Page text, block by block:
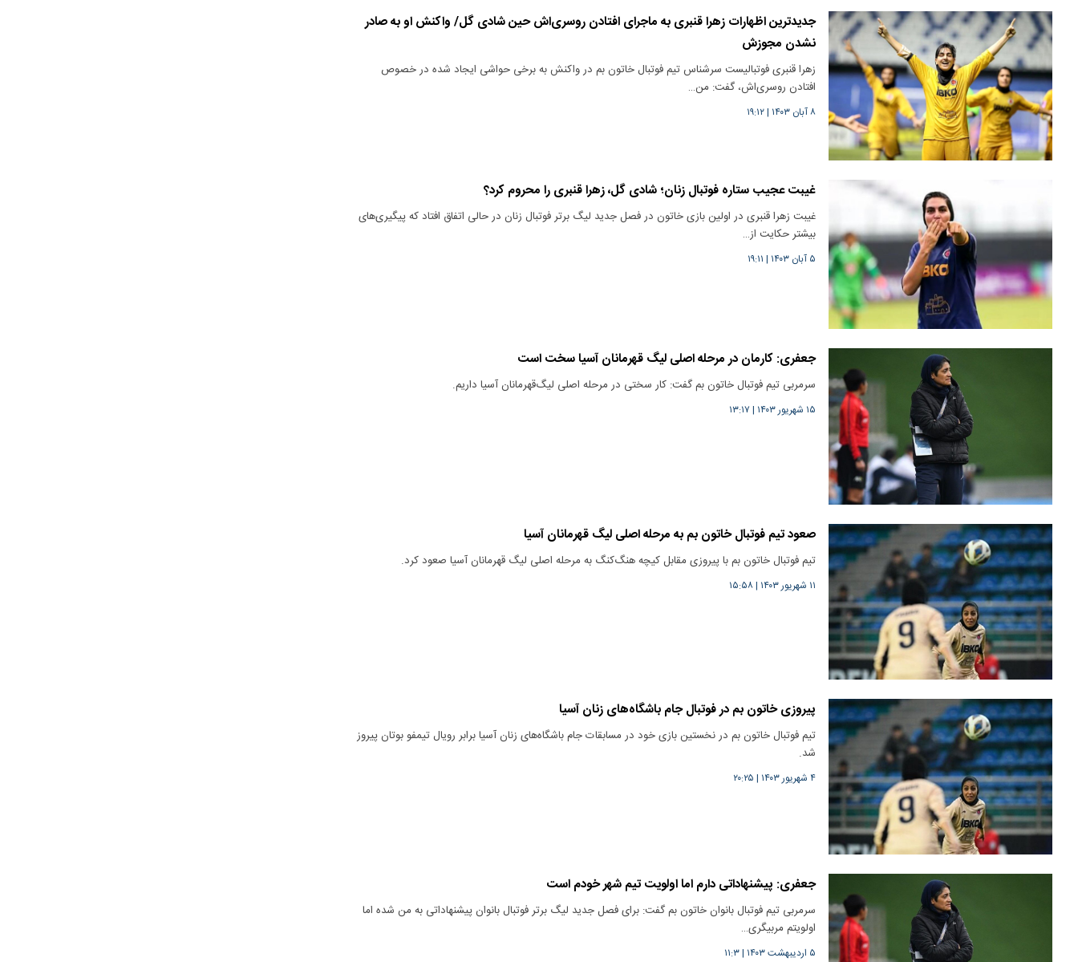
جدیدترین اظهارات زهرا قنبری به ماجرای افتادن روسری‌اش حین شادی گل/ واکنش او به صادر
نشدن مجوزش
زهرا قنبری فوتبالیست سرشناس تیم فوتبال خاتون بم در واکنش به برخی حواشی ایجاد شده در خصوص
افتادن روسری‌اش، گفت: من…
۸ آبان ۱۴۰۳ |۱۹:۱۲
غیبت عجیب ستاره فوتبال زنان؛ شادی گل، زهرا قنبری را محروم کرد؟
غیبت زهرا قنبری در اولین بازی خاتون در فصل جدید لیگ برتر فوتبال زنان در حالی اتفاق افتاد که پیگیری‌های
بیشتر حکایت از…
۵ آبان ۱۴۰۳ | ۱۹:۱۱
جعفری: کارمان در مرحله اصلی لیگ قهرمانان آسیا سخت است
سرمربی تیم فوتبال خاتون بم گفت: کار سختی در مرحله اصلی لیگ‌قهرمانان آسیا داریم.
۱۵ شهریور ۱۴۰۳ | ۱۳:۱۷
صعود تیم فوتبال خاتون بم به مرحله اصلی لیگ قهرمانان آسیا
تیم فوتبال خاتون بم با پیروزی مقابل کیچه هنگ‌کنگ به مرحله اصلی لیگ قهرمانان آسیا صعود کرد.
۱۱ شهریور ۱۴۰۳ |۱۵:۵۸
پیروزی خاتون بم در فوتبال جام باشگاه‌های زنان آسیا
تیم فوتبال خاتون بم در نخستین بازی خود در مسابقات جام باشگاه‌های زنان آسیا برابر رویال تیمفو بوتان پیروز
شد.
۴ شهریور ۱۴۰۳ | ۲۰:۲۵
جعفری: پیشنهاداتی دارم اما اولویت تیم شهر خودم است
سرمربی تیم فوتبال بانوان خاتون بم گفت: برای فصل جدید لیگ برتر فوتبال بانوان پیشنهاداتی به من شده اما
اولویتم مربیگری…
۵ اردیبهشت ۱۴۰۳ |۱۱:۳